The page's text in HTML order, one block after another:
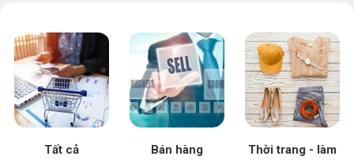
Tất cả Bán hàng
Thời trang - làm